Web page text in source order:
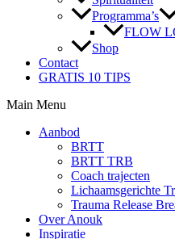
Programma’s
FLOW
Shop
Contact
GRATIS 10 TIPS
Main Menu
Aanbod
BRTT
BRTT TRB
Coach trajecten
Lichaamsgerichte
Trauma Release
Over Anouk
Inspiratie